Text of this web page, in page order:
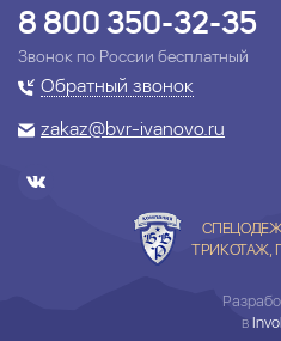
8 800 350-32-35
Звонок по России бесплатный
Обратный звонок
zakaz@bvr-ivanovo.ru
ТРИКОТАЖ,
в